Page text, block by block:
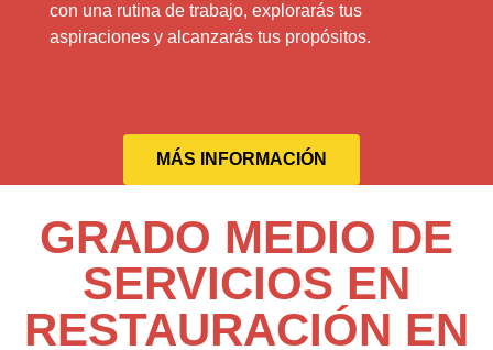
con una rutina de trabajo, explorarás tus
aspiraciones y alcanzarás tus propósitos.
MÁS INFORMACIÓN
GRADO MEDIO DE
SERVICIOS EN
RESTAURACIÓN EN